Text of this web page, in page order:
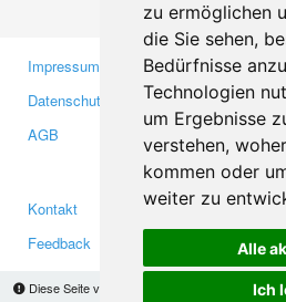
zu ermöglichen
die Sie sehen,
Bedürfnisse
Technologien
um Ergebnisse
verstehen,
kommen oder
weiter zu
Alle
Ich
Diese Seite verwendet Cookies, um
Impressum
Datenschutzerklärung
AGB
Kontakt
Feedback